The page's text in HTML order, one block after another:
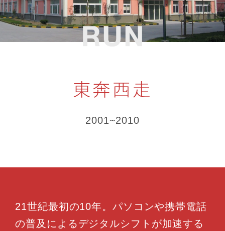
東奔西走
2001~2010
21世紀最初の10年。パソコンや携帯電話
の普及によるデジタルシフトが加速する